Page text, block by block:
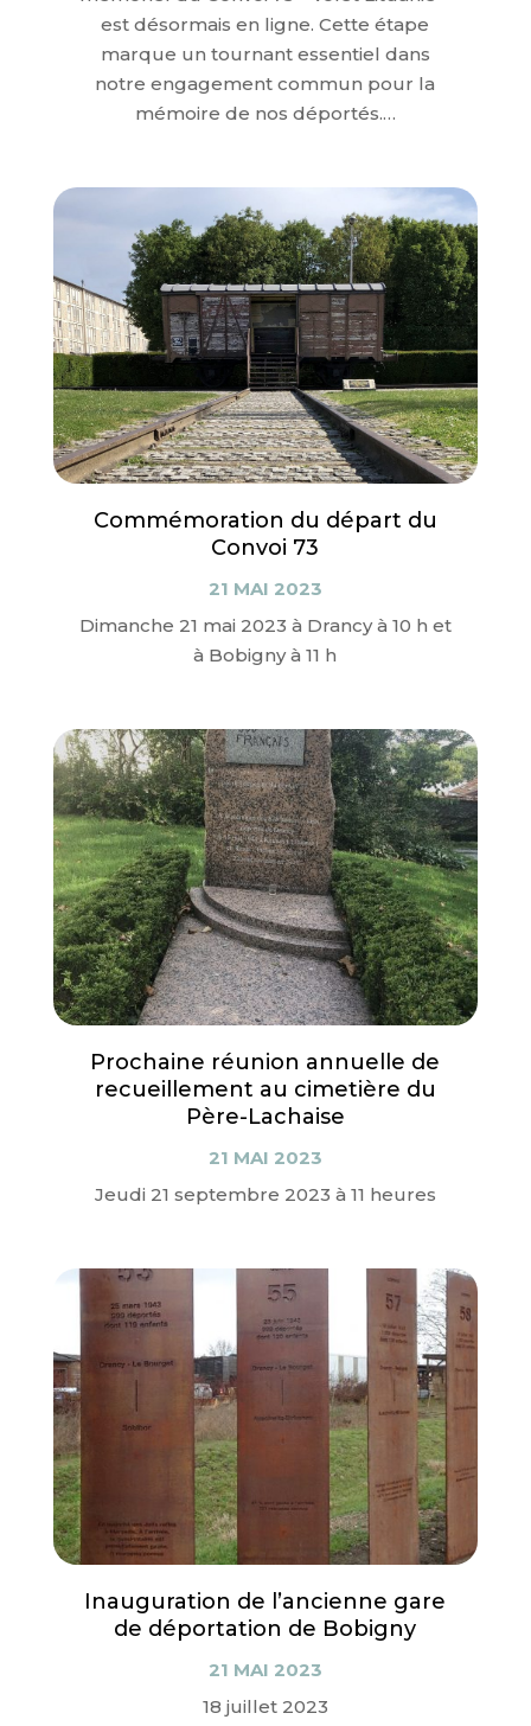
est désormais en ligne. Cette étape
marque un tournant essentiel dans
notre engagement commun pour la
mémoire de nos déportés.…
Commémoration du départ du
Convoi 73
21 MAI 2023
Dimanche 21 mai 2023 à Drancy à 10 h et
à Bobigny à 11 h
Prochaine réunion annuelle de
recueillement au cimetière du
Père-Lachaise
21 MAI 2023
Jeudi 21 septembre 2023 à 11 heures
Inauguration de l’ancienne gare
de déportation de Bobigny
21 MAI 2023
18 juillet 2023